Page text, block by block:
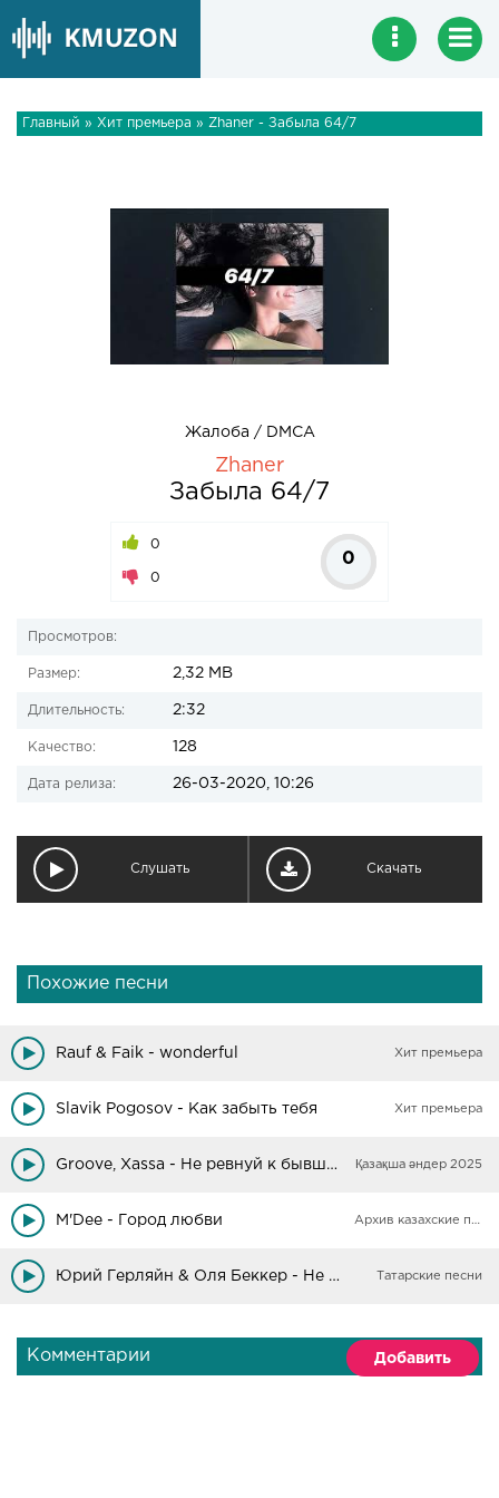
Главный » Хит премьера » Zhaner - Забыла 64/7
Жалоба / DMCA
Zhaner
Забыла 64/7
0
0
0
Просмотров:
Размер: 2,32 MB
Длительность: 2:32
Качество: 128
Дата релиза: 26-03-2020, 10:26
Слушать Скачать
Похожие песни
Rauf & Faik - wonderful Хит премьера
Slavik Pogosov - Как забыть тебя Хит премьера
Groove, Xassa - Не ревнуй к бывшим Қазақша әндер 2025
M'Dee - Город любви Архив казахские песни
Юрий Герляйн & Оля Беккер - Не забыла Татарские песни
Комментарии Добавить